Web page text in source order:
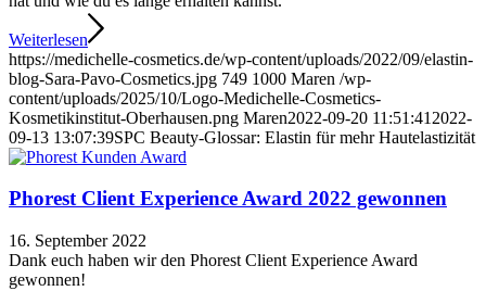
Weiterlesen
https://medichelle-cosmetics.de/wp-content/uploads/2022/09/elastin-
blog-Sara-Pavo-Cosmetics.jpg 749 1000 Maren /wp-
content/uploads/2025/10/Logo-Medichelle-Cosmetics-
Kosmetikinstitut-Oberhausen.png Maren2022-09-20 11:51:41 2022-
09-13 13:07:39SPC Beauty-Glossar: Elastin für mehr Hautelastizität
Phorest Client Experience Award 2022 gewonnen
16. September 2022
Dank euch haben wir den Phorest Client Experience Award
gewonnen!